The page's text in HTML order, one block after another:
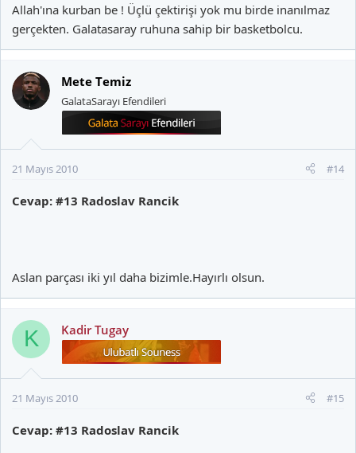
Allah'ına kurban be ! Üçlü çektirişi yok mu birde inanılmaz
gerçekten. Galatasaray ruhuna sahip bir basketbolcu.
Mete Temiz
GalataSarayı Efendileri
21 Mayıs 2010 #14
Cevap: #13 Radoslav Rancik
Aslan parçası iki yıl daha bizimle.Hayırlı olsun.
K Kadir Tugay
21 Mayıs 2010 #15
Cevap: #13 Radoslav Rancik